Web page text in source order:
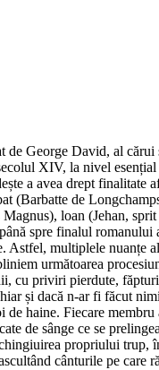
de George David, al cărui
XIV, la nivel
a avea drept
(Barbatte de
loan (Jehan,
spre finalul romanului
multiplele
următoarea
cu priviri pierdute,
și dacă n-ar fi făcut
haine. Fiecare
sânge ce se
propriului trup,
cânturile pe